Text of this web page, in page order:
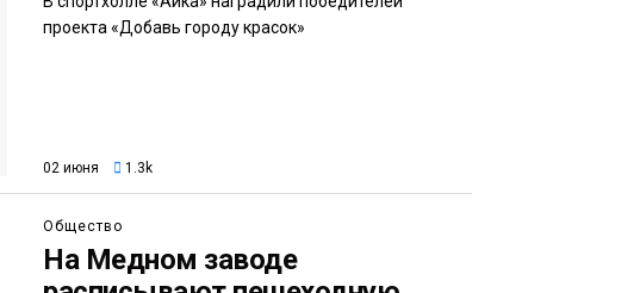
проекта «Добавь городу красок»
02 июня 1.3k
Общество
На Медном заводе